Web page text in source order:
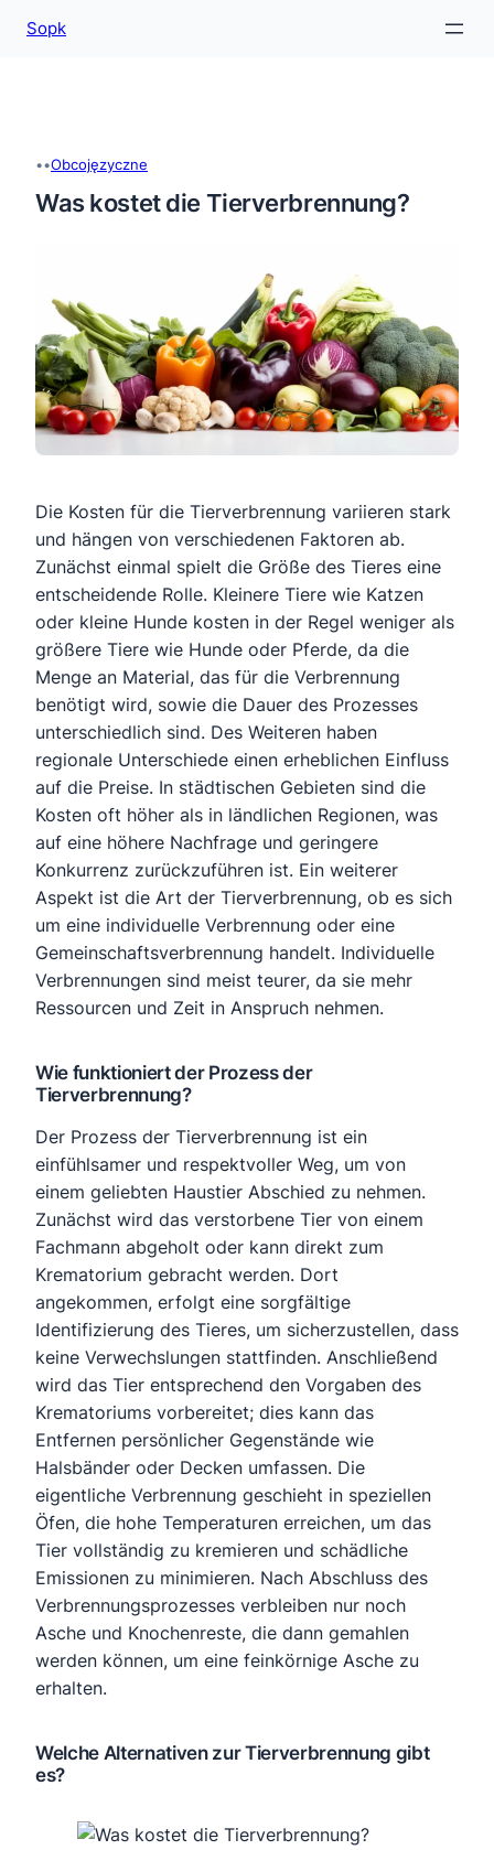
treści
Sopk
••Obcojęzyczne
Was kostet die Tierverbrennung?
Die Kosten für die Tierverbrennung variieren stark
und hängen von verschiedenen Faktoren ab.
Zunächst einmal spielt die Größe des Tieres eine
entscheidende Rolle. Kleinere Tiere wie Katzen
oder kleine Hunde kosten in der Regel weniger als
größere Tiere wie Hunde oder Pferde, da die
Menge an Material, das für die Verbrennung
benötigt wird, sowie die Dauer des Prozesses
unterschiedlich sind. Des Weiteren haben
regionale Unterschiede einen erheblichen Einfluss
auf die Preise. In städtischen Gebieten sind die
Kosten oft höher als in ländlichen Regionen, was
auf eine höhere Nachfrage und geringere
Konkurrenz zurückzuführen ist. Ein weiterer
Aspekt ist die Art der Tierverbrennung, ob es sich
um eine individuelle Verbrennung oder eine
Gemeinschaftsverbrennung handelt. Individuelle
Verbrennungen sind meist teurer, da sie mehr
Ressourcen und Zeit in Anspruch nehmen.
Wie funktioniert der Prozess der
Tierverbrennung?
Der Prozess der Tierverbrennung ist ein
einfühlsamer und respektvoller Weg, um von
einem geliebten Haustier Abschied zu nehmen.
Zunächst wird das verstorbene Tier von einem
Fachmann abgeholt oder kann direkt zum
Krematorium gebracht werden. Dort
angekommen, erfolgt eine sorgfältige
Identifizierung des Tieres, um sicherzustellen, dass
keine Verwechslungen stattfinden. Anschließend
wird das Tier entsprechend den Vorgaben des
Krematoriums vorbereitet; dies kann das
Entfernen persönlicher Gegenstände wie
Halsbänder oder Decken umfassen. Die
eigentliche Verbrennung geschieht in speziellen
Öfen, die hohe Temperaturen erreichen, um das
Tier vollständig zu kremieren und schädliche
Emissionen zu minimieren. Nach Abschluss des
Verbrennungsprozesses verbleiben nur noch
Asche und Knochenreste, die dann gemahlen
werden können, um eine feinkörnige Asche zu
erhalten.
Welche Alternativen zur Tierverbrennung gibt
es?